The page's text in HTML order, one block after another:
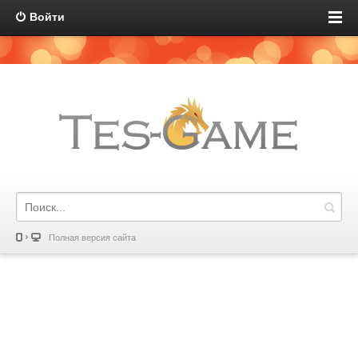
Войти
Полная версия сайта